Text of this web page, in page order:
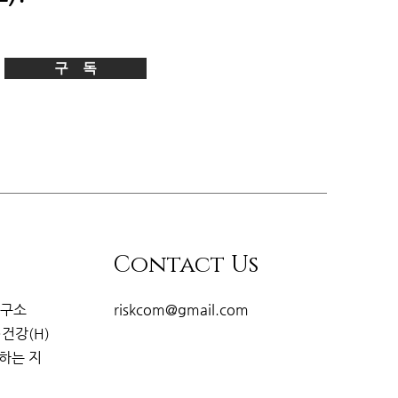
구 독
소
건강(H)
는 지
Contact Us
riskcom@gmail.com